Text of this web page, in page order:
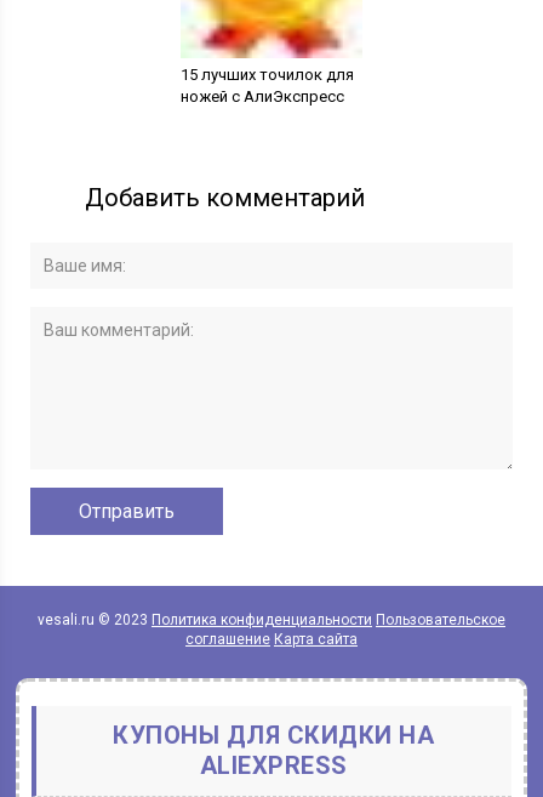
15 лучших точилок для
ножей с АлиЭкспресс
Добавить комментарий
vesali.ru © 2023 Политика конфиденциальности Пользовательское
соглашение Карта сайта
КУПОНЫ ДЛЯ СКИДКИ НА
ALIEXPRESS